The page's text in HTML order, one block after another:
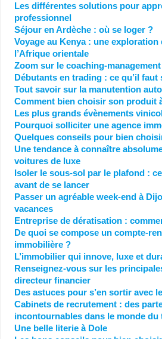
Les différentes solutions pour
professionnel
Séjour en Ardèche : où se loger ?
Voyage au Kenya : une exploration
l’Afrique orientale
Zoom sur le coaching-management
Débutants en trading : ce qu’il faut
Tout savoir sur la manutention
Comment bien choisir son produit
Les plus grands évènements
Pourquoi solliciter une agence
Quelques conseils pour bien
Une tendance à connaître
voitures de luxe
Isoler le sous-sol par le plafond :
avant de se lancer
Passer un agréable week-end à
vacances
Entreprise de dératisation :
De quoi se compose un compte-
immobilière ?
L’immobilier qui innove, luxe et
Renseignez-vous sur les
directeur financier
Des astuces pour s’en sortir avec
Cabinets de recrutement : des
incontournables dans le monde du
Une belle literie à Dole